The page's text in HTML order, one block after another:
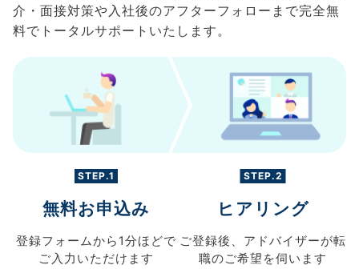
介・面接対策や入社後のアフターフォローまで完全無
料でトータルサポートいたします。
STEP.1
無料お申込み
登録フォームから 1分ほどで
ご入力 いただけます
STEP.2
ヒアリング
ご登録後、 アドバイザーが転
職のご希望を伺います